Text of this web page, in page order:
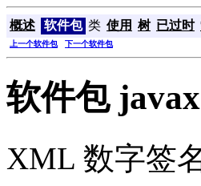
概述 软件包 类 使用 树 已过时
上一个软件包 下一个软件包
软件包
XML 数字签